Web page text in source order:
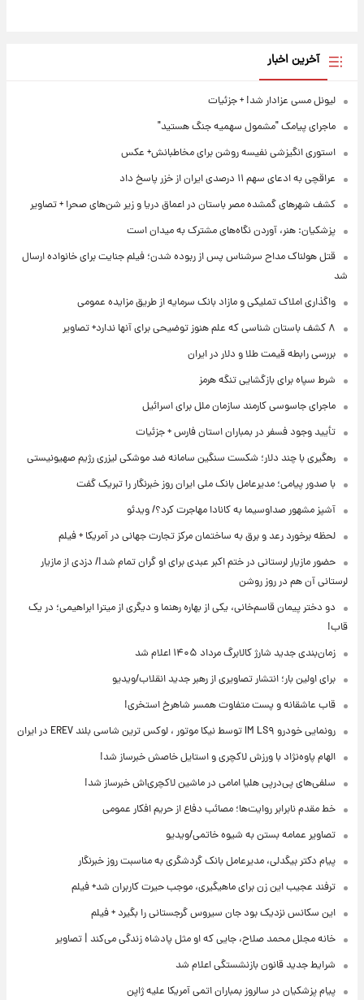
آخرین اخبار
لیونل مسی عزادار شد! + جزئیات
ماجرای پیامک "مشمول سهمیه جنگ هستید"
استوری انگیزشی نفیسه روشن برای مخاطبانش+ عکس
عراقچی به ادعای سهم ۱۱ درصدی ایران از خزر پاسخ داد
کشف شهرهای گمشده مصر باستان در اعماق دریا و زیر شن‌های صحرا + تصاویر
پزشکیان: هنر، آوردن نگاه‌های مشترک به میدان است
قتل هولناک مداح سرشناس پس از ربوده شدن؛ فیلم جنایت برای خانواده ارسال
شد
واگذاری املاک تملیکی و مازاد بانک سرمایه از طریق مزایده عمومی
۸ کشف باستان شناسی که علم هنوز توضیحی برای آنها ندارد+ تصاویر
بررسی رابطه قیمت طلا و دلار در ایران
شرط سپاه برای بازگشایی تنگه هرمز
ماجرای جاسوسی کارمند سازمان ملل برای اسرائیل
تأیید وجود فسفر در بمباران استان فارس + جزئیات
رهگیری با چند دلار؛ شکست سنگین سامانه ضد موشکی لیزری رژیم صهیونیستی
با صدور پیامی؛ مدیرعامل بانک ملی ایران روز خبرنگار را تبریک گفت
آشپز مشهور صداوسیما به کانادا مهاجرت کرد؟/ ویدئو
لحظه برخورد رعد و برق به ساختمان مرکز تجارت جهانی در آمریکا + فیلم
حضور مازیار لرستانی در ختم اکبر عبدی برای او گران تمام شد!/ دزدی از مازیار
لرستانی آن هم در روز روشن
دو دختر پیمان قاسم‌خانی، یکی از بهاره رهنما و دیگری از میترا ابراهیمی؛ در یک
قاب!
زمان‌بندی جدید شارژ کالابرگ مرداد ۱۴۰۵ اعلام شد
برای اولین بار؛ انتشار تصاویری از رهبر جدید انقلاب/ویدیو
قاب عاشقانه و پست متفاوت همسر شاهرخ استخری!
رونمایی خودرو IM LS۹ توسط نیکا موتور ، لوکس ترین شاسی بلند EREV در ایران
الهام پاوه‌نژاد با ورزش لاکچری و استایل خاصش خبرساز شد!
سلفی‌های پی‌درپی هلیا امامی در ماشین لاکچری‌اش خبرساز شد!
خط مقدم نابرابر روایت‌ها؛ مصائب دفاع از حریم افکار عمومی
تصاویر عمامه بستن به شیوه خاتمی/ویدیو
پیام دکتر بیگدلی، مدیرعامل بانک گردشگری به مناسبت روز خبرنگار
ترفند عجیب این زن برای ماهیگیری، موجب حیرت کاربران شد+ فیلم
این سکانس نزدیک بود جان سیروس گرجستانی را بگیرد + فیلم
خانه مجلل محمد صلاح، جایی که او مثل پادشاه زندگی می‌کند | تصاویر
شرایط جدید قانون بازنشستگی اعلام شد
پیام پزشکیان در سالروز بمباران اتمی آمریکا علیه ژاپن